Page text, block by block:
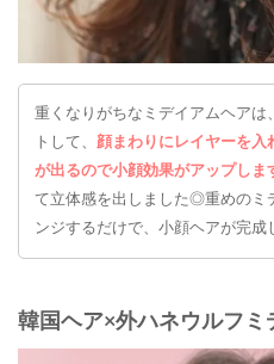
重くなりがちなミデイアムヘアは
トして、
顔まわりにレイヤーを入
が出るので小顔効果がアップしま
て立体感を出しました◎重めのミ
ンジするだけで、小顔ヘアが完成
韓国ヘア×外ハネウルフミ